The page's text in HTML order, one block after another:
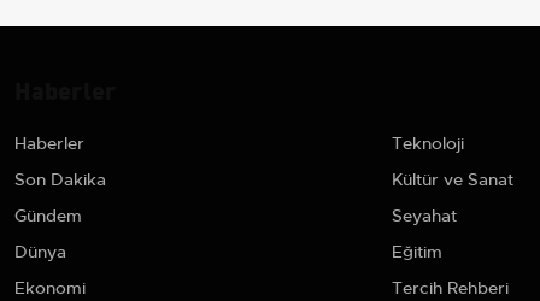
Haberler
Son Dakika
Gündem
Dünya
Ekonomi
Teknoloji
Kültür ve Sanat
Seyahat
Eğitim
Tercih Rehberi